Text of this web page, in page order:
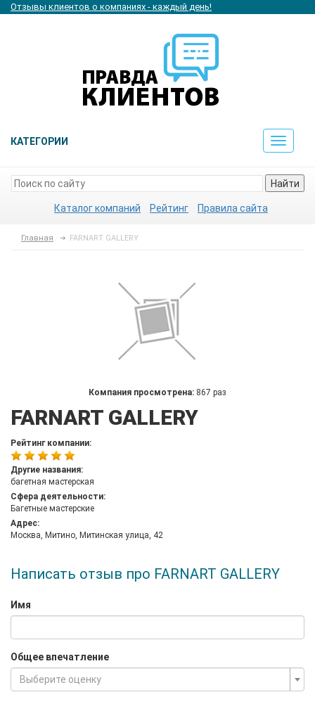
Отзывы клиентов о компаниях - каждый день!
КАТЕГОРИИ
Toggle
Найти
Каталог компаний Рейтинг Правила сайта
Главная FARNART GALLERY
Компания просмотрена: 867 раз
FARNART GALLERY
Рейтинг компании:
Другие названия:
багетная мастерская
Сфера деятельности:
Багетные мастерские
Адрес:
Москва, Митино, Митинская улица, 42
Написать отзыв про FARNART GALLERY
Имя
Общее впечатление
Выберите оценку